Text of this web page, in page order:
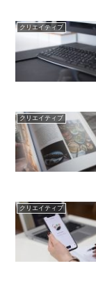
クリエイティブ
クリエイティブ
クリエイティブ